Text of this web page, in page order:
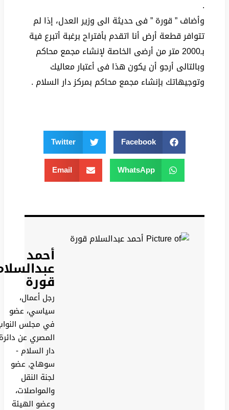
وأضاف ” قورة ” فى حديثة الى وزير العدل، إذا لم
تتوافر قطعة أرض أنا اتقدم بأفتراح برغبة أتبرع فية
بـ2000 متر من أرضى الخاصة لإنشاء مجمع محاكم
وبالتالى أرجو أن يكون هذا فى أعتبار معاليك
وتوجيهاتك بإنشاء مجمع محاكم بمركز دار السلام .
Facebook
Twitter
WhatsApp
Email
أحمد
عبدالسلام
قورة
رجل أعمال،
سياسي، عضو
في مجلس النواب
المصري عن دائرة
دار السلام -
سوهاج, عضو
لجنة النقل
والمواصلات،
وعضو الهيئة